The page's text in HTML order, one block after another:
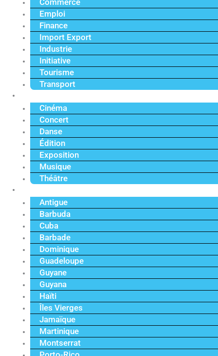
Commerce
Emploi
Finance
Import Export
Industrie
Initiative
Tourisme
Transport
Cinéma
Concert
Danse
Édition
Exposition
Musique
Théâtre
Antigue
Barbuda
Cuba
Barbade
Dominique
Guadeloupe
Guyane
Guyana
Haïti
Îles Vierges
Jamaïque
Martinique
Montserrat